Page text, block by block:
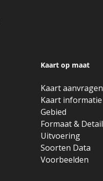
Kaart op maat
Kaart aanvragen
Kaart informatie
Gebied
Formaat & Detail
Uitvoering
Soorten Data
Voorbeelden